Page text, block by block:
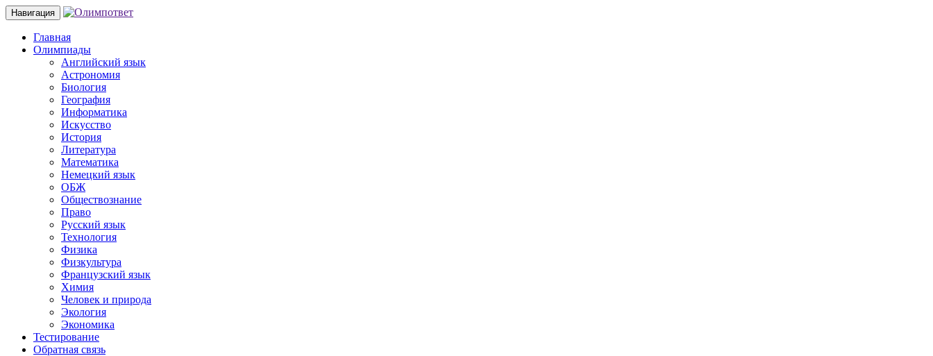
Навигация
Главная
Олимпиады
Английский язык
Астрономия
Биология
География
Информатика
Искусство
История
Литература
Математика
Немецкий язык
ОБЖ
Обществознание
Право
Русский язык
Технология
Физика
Физкультура
Французский язык
Химия
Человек и природа
Экология
Экономика
Тестирование
Обратная связь